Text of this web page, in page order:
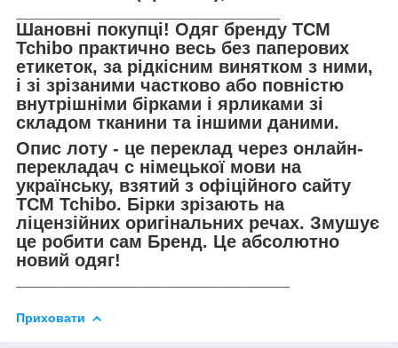
Шановні покупці! Одяг бренду TCM
Tchibo практично весь без паперових
етикеток, за рідкісним винятком з ними,
і зі зрізаними частково або повністю
внутрішніми бірками і ярликами зі
складом тканини та іншими даними.
Опис лоту - це переклад через онлайн-
перекладач с німецької мови на
українську, взятий з офіційного сайту
TCM Tchibo. Бірки зрізають на
ліцензійних оригінальних речах. Змушує
це робити сам Бренд. Це абсолютно
новий одяг!
Приховати